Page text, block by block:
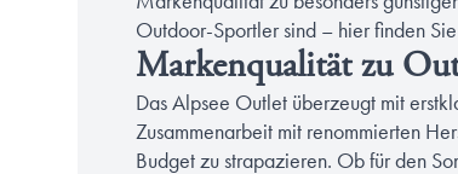
Outdoor-Sportler sind – hier finden
Markenqualität zu
Das Alpsee Outlet überzeugt mit
Zusammenarbeit mit renommierten
Budget zu strapazieren. Ob für den